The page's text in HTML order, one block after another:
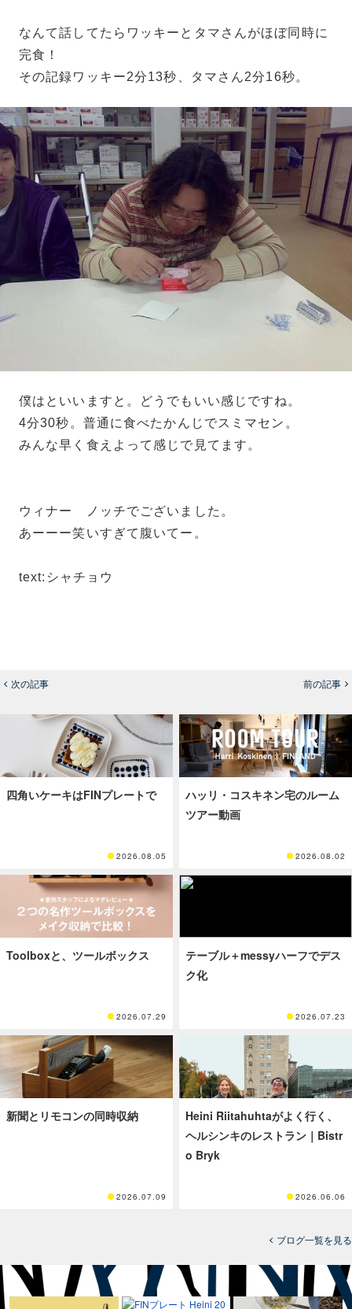
なんて話してたらワッキーとタマさんがほぼ同時に
完食！
その記録ワッキー2分13秒、タマさん2分16秒。
僕はといいますと。どうでもいい感じですね。
4分30秒。普通に食べたかんじでスミマセン。
みんな早く食えよって感じで見てます。
ウィナー ノッチでございました。
あーーー笑いすぎて腹いてー。
text:シャチョウ
次の記事 前の記事
四角いケーキはFINプレートで
2026.08.05
ハッリ・コスキネン宅のルーム
ツアー動画
2026.08.02
Toolboxと、ツールボックス
2026.07.29
テーブル＋messyハーフでデス
ク化
2026.07.23
新聞とリモコンの同時収納
2026.07.09
Heini Riitahuhtaがよく行く、
ヘルシンキのレストラン｜Bistr
o Bryk
2026.06.06
ブログ一覧を見る